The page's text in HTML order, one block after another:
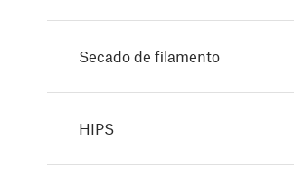
Secado de filamento
HIPS